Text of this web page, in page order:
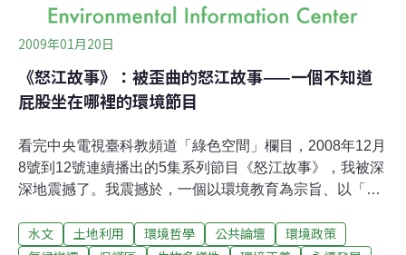
2009年01月20日
《怒江故事》：被歪曲的怒江故事——一個不知道
屁股坐在哪裡的環境節目
看完中央電視臺科教頻道「綠色空間」欄目，2008年12月
8號到12號連續播出的5集系列節目《怒江故事》，我被深
深地震撼了。我震撼於，一個以環境教育為宗旨、以「綠
明目張膽地、不留餘地地為在生態資源極其豐富、同時極
水文 土地利用 環境哲學 公共論壇
環境政策